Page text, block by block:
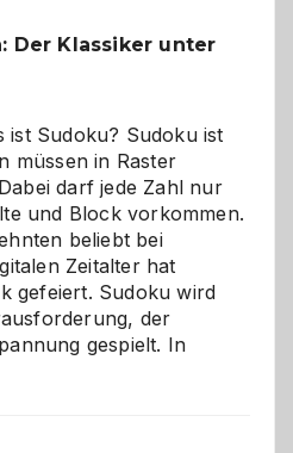
Der Klassiker unter
ist Sudoku? Sudoku ist
müssen in Raster
darf jede Zahl nur
und Block vorkommen.
beliebt bei
Zeitalter hat
gefeiert. Sudoku wird
der
gespielt. In